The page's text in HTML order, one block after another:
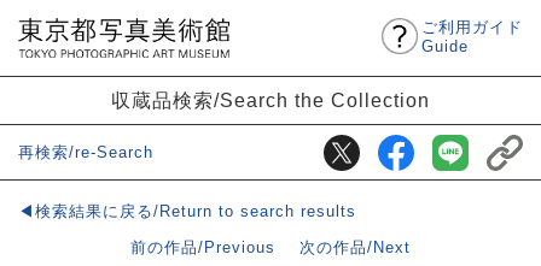
ご利用ガイド
Guide
収蔵品検索/Search the Collection
再検索/re-Search
◀検索結果に戻る/Return to search results
前の作品/Previous
次の作品/Next